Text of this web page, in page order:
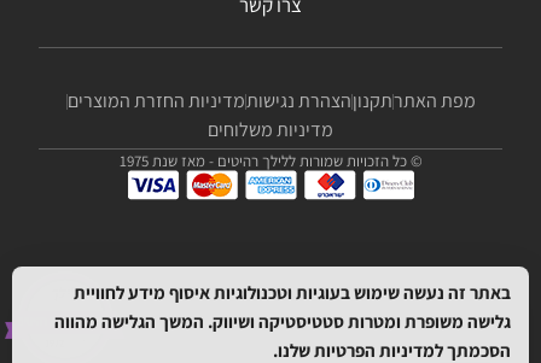
מפת האתרתקנוןהצהרת נגישותמדיניות החזרת המוצרים
מדיניות משלוחים
© כל הזכויות שמורות ללילך רהיטים - מאז שנת 1975
באתר זה נעשה שימוש בעוגיות וטכנולוגיות איסוף מידע לחוויית
גלישה משופרת ומטרות סטטיסטיקה ושיווק. המשך הגלישה מהווה
הסכמתךלמדיניות הפרטיותשלנו.